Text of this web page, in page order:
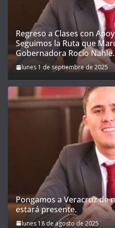
Regreso a Clases con
Seguimos la Ruta que
Gobernadora Rocío Nahle.
lunes 1 de septiembre de 2025
Pongamos a Veracruz de
estará presente.
lunes 18 de agosto de 2025